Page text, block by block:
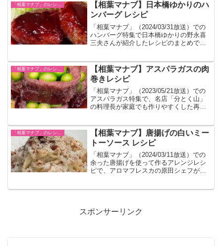
「相葉マナブ」のレシピまとめ
【相葉マナブ】日本橋ゆかりのハ
ンバーグ レシピ
「相葉マナブ」（2024/03/31放送）での
ハンバーグ特集で日本橋ゆかりの野永喜
三夫さんが紹介したレシピのまとめで
【相葉マナブ】アスパラガスの肉
巻きレシピ
「相葉マナブ」（2023/05/21放送）での
アスパラガス特集で、名店「分とく山」
の料理長が家庭でも作りやすくした再現
「相葉マナブ」のレシピまとめ
【相葉マナブ】唐揚げの白いミー
トーソース レシピ
「相葉マナブ」（2024/03/11放送）での
余った唐揚げを使って作るアレンジレシ
ピで、アロマフレスカの原田シェフが考
スポンサーリンク